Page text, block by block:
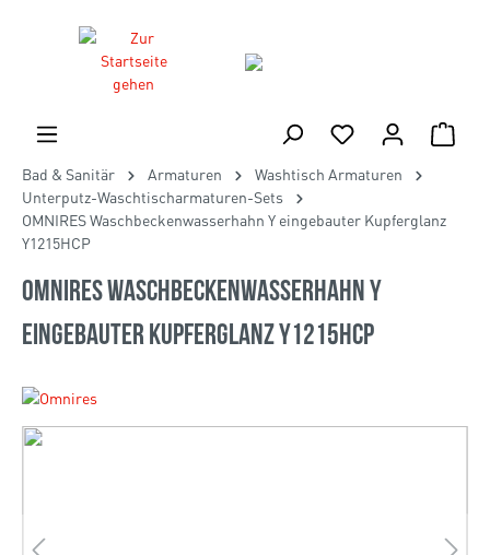
Bad & Sanitär Armaturen
Washtisch Armaturen
Unterputz-Waschtischarmaturen-Sets
OMNIRES Waschbeckenwasserhahn Y eingebauter Kupferglanz
Y1215HCP
OMNIRES Waschbeckenwasserhahn Y
eingebauter Kupferglanz Y1215HCP